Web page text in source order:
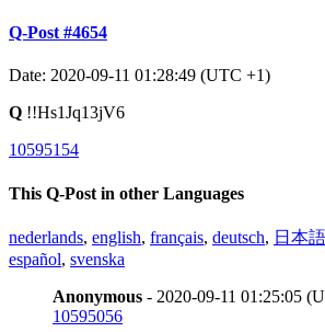
Q-Post #4654
Date: 2020-09-11 01:28:49 (UTC +1)
Q !!Hs1Jq13jV6
10595154
This Q-Post in other Languages
nederlands, english, français, deutsch, 日本語
español, svenska
Anonymous - 2020-09-11 01:25:05
10595056